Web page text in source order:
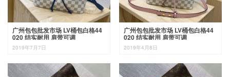
广州包包批发市场 LV桶包白格44
020 结实耐用 肩带可调
2019年7月7日
广州包包批发市场 LV桶包白格44
020 结实耐用 肩带可调
2019年4月8日